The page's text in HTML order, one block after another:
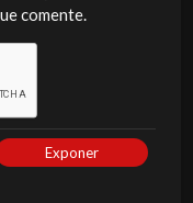
comente.
Exponer